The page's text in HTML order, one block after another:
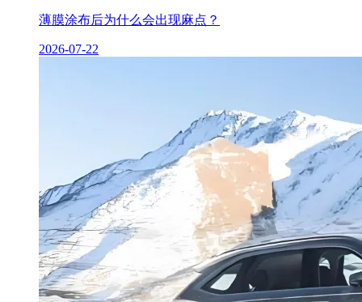
薄膜涂布后为什么会出现麻点？
2026-07-22